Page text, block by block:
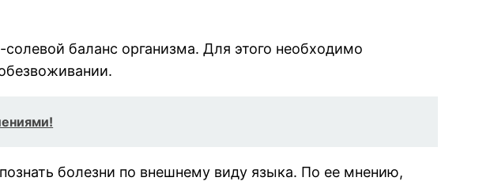
баланс организма. Для этого необходимо
болезни по внешнему виду языка. По ее мнению,